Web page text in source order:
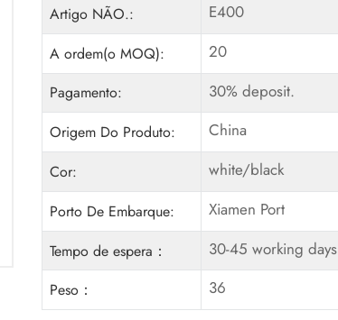
Artigo NÃO.: E400
A ordem(o MOQ): 20
Pagamento: 30% deposit.
Origem Do Produto: China
Cor: white/black
Porto De Embarque: Xiamen Port
Tempo de espera： 30-45 working days
Peso： 36